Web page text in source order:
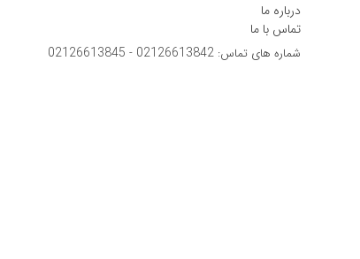
درباره ما
تماس با ما
شماره های تماس:02126613842
-
02126613845